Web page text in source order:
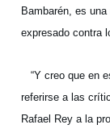
Bambarén, es
expresado contra
“Y creo que en
referirse a las
Rafael Rey a la